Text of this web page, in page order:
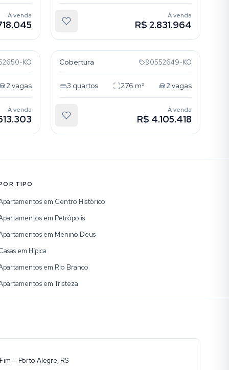
À venda À venda
R$ 2.831.964
KO
2vagas
À venda
Rio Branco
Cobertura 90552649-KO
3 quartos 276 m² 2vagas
À venda
R$ 4.105.418
TIPO
em Centro Histórico
em Petrópolis
em Menino Deus
em Hípica
em Rio Branco
em Tristeza
— Porto Alegre, RS